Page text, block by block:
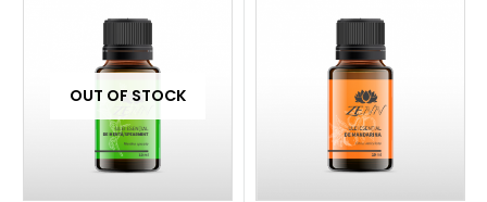
OUT OF STOCK